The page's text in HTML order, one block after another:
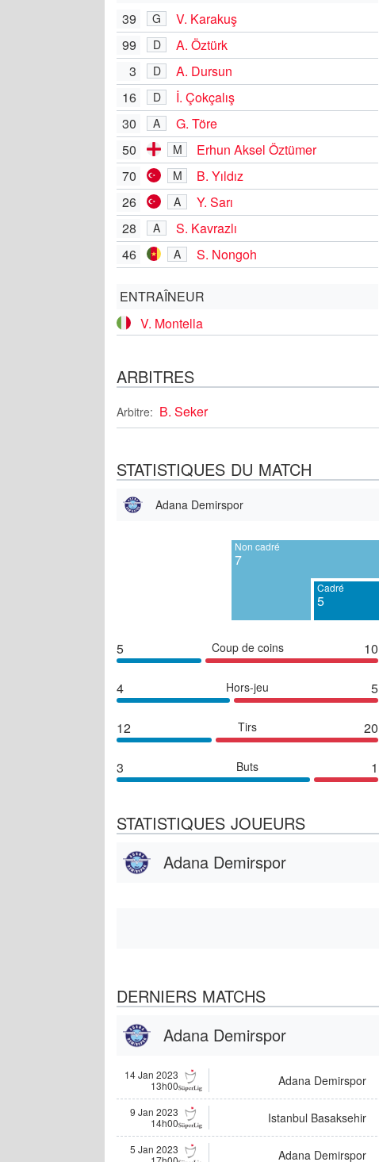
39
G
V. Karakuş
99
D
A. Öztürk
3
D
A. Dursun
16
D
İ. Çokçalış
30
A
G. Töre
50
M
Erhun Aksel Öztümer
70
M
B. Yıldız
26
A
Y. Sarı
28
A
S. Kavrazlı
46
A S. Nongoh
ENTRAÎNEUR
V. Montella
ARBITRES
Arbitre: B. Seker
STATISTIQUES DU MATCH
Adana Demirspor
Non cadré
7
Cadré
5
5 Coup de coins 10
4 Hors-jeu 5
12 Tirs 20
3 Buts 1
STATISTIQUES JOUEURS
Adana Demirspor
DERNIERS MATCHS
Adana Demirspor
14 Jan 2023
13h00
Adana Demirspor
9 Jan 2023
14h00
Istanbul Basaksehir
5 Jan 2023
Adana Demirspor